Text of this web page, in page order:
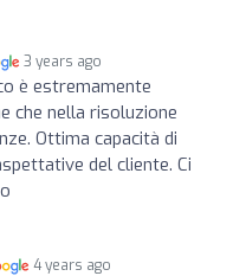
3 years ago
è estremamente
che nella risoluzione
Ottima capacità di
del cliente. Ci
4 years ago